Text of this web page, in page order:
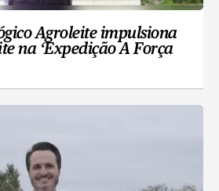
Agroleite impulsiona
na ‘Expedição A Força